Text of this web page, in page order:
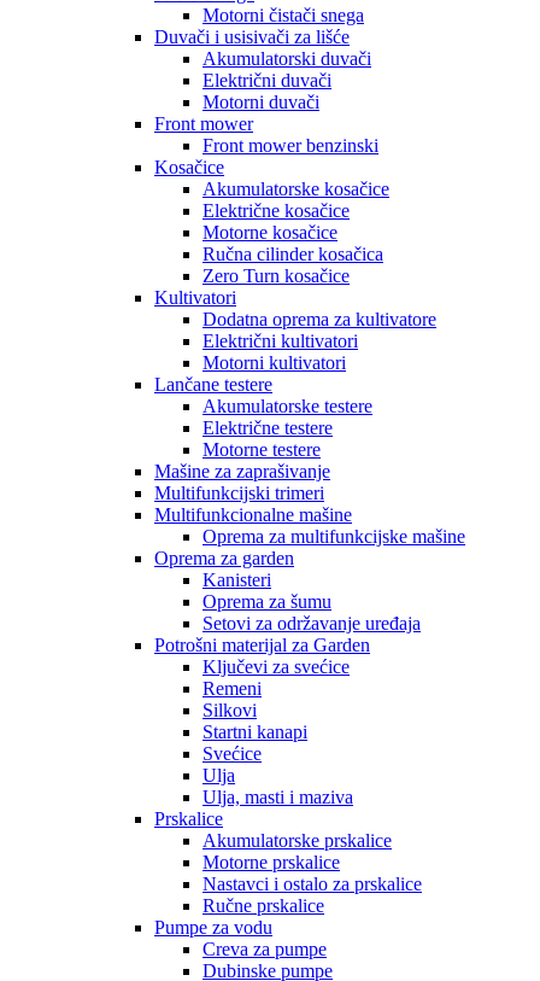
Motorni čistači snega
Duvači i usisivači za lišće
Akumulatorski duvači
Električni duvači
Motorni duvači
Front mower
Front mower benzinski
Kosačice
Akumulatorske kosačice
Električne kosačice
Motorne kosačice
Ručna cilinder kosačica
Zero Turn kosačice
Kultivatori
Dodatna oprema za kultivatore
Električni kultivatori
Motorni kultivatori
Lančane testere
Akumulatorske testere
Električne testere
Motorne testere
Mašine za zaprašivanje
Multifunkcijski trimeri
Multifunkcionalne mašine
Oprema za multifunkcijske mašine
Oprema za garden
Kanisteri
Oprema za šumu
Setovi za održavanje uređaja
Potrošni materijal za Garden
Ključevi za svećice
Remeni
Silkovi
Startni kanapi
Svećice
Ulja
Ulja, masti i maziva
Prskalice
Akumulatorske prskalice
Motorne prskalice
Nastavci i ostalo za prskalice
Ručne prskalice
Pumpe za vodu
Creva za pumpe
Dubinske pumpe